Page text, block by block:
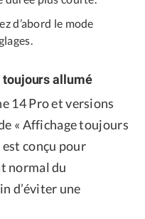
d’abord le mode
toujours allumé
14 Pro et versions
« Affichage toujours
conçu pour
normal du
d’éviter une